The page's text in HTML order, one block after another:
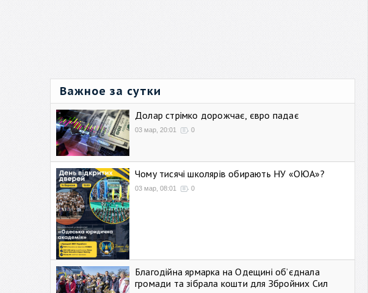
Важное за сутки
Долар стрімко дорожчає, євро падає
03 мар, 20:01 0
Чому тисячі школярів обирають НУ «ОЮА»?
03 мар, 08:01 0
Благодійна ярмарка на Одещині об’єднала
громади та зібрала кошти для Збройних Сил